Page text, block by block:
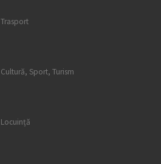
Trasport
Cultură, Sport, Turism
Locuință